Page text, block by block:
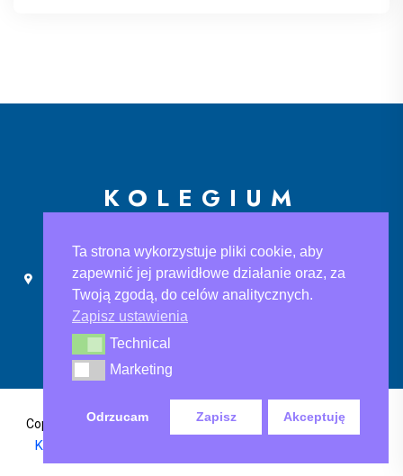
KOLEGIUM
Ślusarska 9, 30-710 Kraków
sekretariat@ke.edu.pl
+48 733 883 121
Copyright@2024 Kolegium Europejskie Polityka Prywatności
Klauzula informacyjna
Ta strona wykorzystuje pliki cookie, aby
zapewnić jej prawidłowe działanie oraz, za
Twoją zgodą, do celów analitycznych.
Zapisz ustawienia
TechnicalTechnical
MarketingMarketing
Odrzucam Zapisz Akceptuję